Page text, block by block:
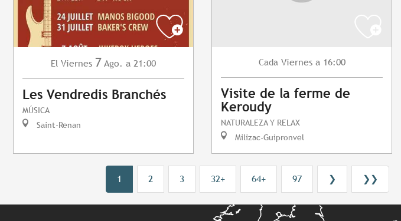
El Viernes 7 Ago. a 21:00
Les Vendredis Branchés
MÚSICA
Saint-Renan
Cada Viernes a 16:00
Visite de la ferme de
Keroudy
NATURALEZA Y RELAX
Milizac-Guipronvel
1 2 3 32+ 64+ 97 ❯ ❯❯